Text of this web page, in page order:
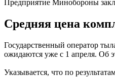
Предприятие Минобороны
Средняя цена
Государственный оператор
ожидаются уже с 1 апреля. Об
Указывается, что по